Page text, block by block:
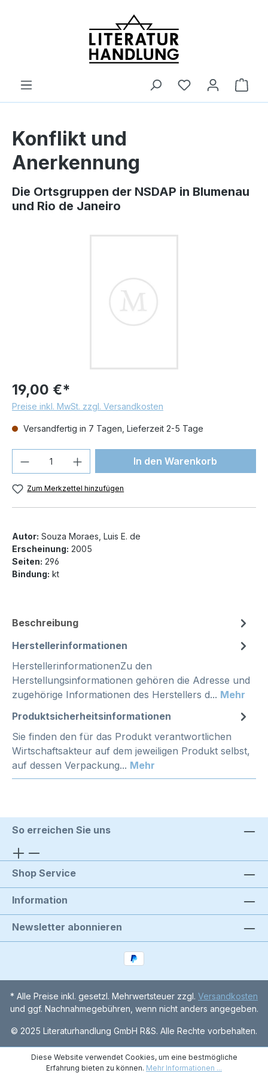
Konflikt und
Anerkennung
Die Ortsgruppen der NSDAP in Blumenau
und Rio de Janeiro
19,00 €*
Preise inkl. MwSt. zzgl. Versandkosten
Versandfertig in 7 Tagen, Lieferzeit 2-5 Tage
Produkt Anzahl: Gib denIn den Warenkorb
Zum Merkzettel hinzufügen
Autor: Souza Moraes, Luis E. de
Erscheinung: 2005
Seiten: 296
Bindung: kt
Beschreibung
Herstellerinformationen
HerstellerinformationenZu den
Herstellungsinformationen gehören die Adresse und
zugehörige Informationen des Herstellers d... Mehr
Produktsicherheitsinformationen
Sie finden den für das Produkt verantwortlichen
Wirtschaftsakteur auf dem jeweiligen Produkt selbst,
auf dessen Verpackung... Mehr
So erreichen Sie uns
Shop Service
Information
Newsletter abonnieren
* Alle Preise inkl. gesetzl. Mehrwertsteuer zzgl. Versandkosten
und ggf. Nachnahmegebühren, wenn nicht anders angegeben.
© 2025 Literaturhandlung GmbH R&S. Alle Rechte vorbehalten.
Diese Website verwendet Cookies, um eine bestmögliche
Erfahrung bieten zu können. Mehr Informationen ...